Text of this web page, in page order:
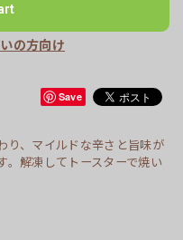
の方向け
Save
り、マイルドな辛さと旨味が
。解凍してトースターで焼い